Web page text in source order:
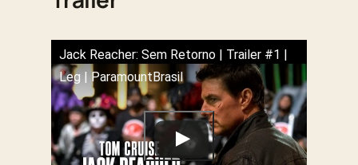
Jack Reacher: Sem Retorno | Trailer #1 |
Leg | ParamountBrasil